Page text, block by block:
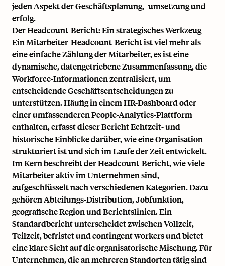
jeden Aspekt der Geschäftsplanung, -umsetzung und -
erfolg.
Der Headcount-Bericht: Ein strategisches Werkzeug
Ein Mitarbeiter-Headcount-Bericht ist viel mehr als
eine einfache Zählung der Mitarbeiter, es ist eine
dynamische, datengetriebene Zusammenfassung, die
Workforce-Informationen zentralisiert, um
entscheidende Geschäftsentscheidungen zu
unterstützen. Häufig in einemHR-Dashboardoder
einer umfassenderen People-Analytics-Plattform
enthalten, erfasst dieser Bericht Echtzeit- und
historische Einblicke darüber, wie eine Organisation
strukturiert ist und sich im Laufe der Zeit entwickelt.
Im Kern beschreibt der Headcount-Bericht, wie viele
Mitarbeiter aktiv im Unternehmen sind,
aufgeschlüsselt nach verschiedenen Kategorien. Dazu
gehören Abteilungs-Distribution, Jobfunktion,
geografische Region und Berichtslinien. Ein
Standardbericht unterscheidet zwischen Vollzeit,
Teilzeit, befristet undcontingent workersund bietet
eine klare Sicht auf die organisatorische Mischung. Für
Unternehmen, die an mehreren Standorten tätig sind